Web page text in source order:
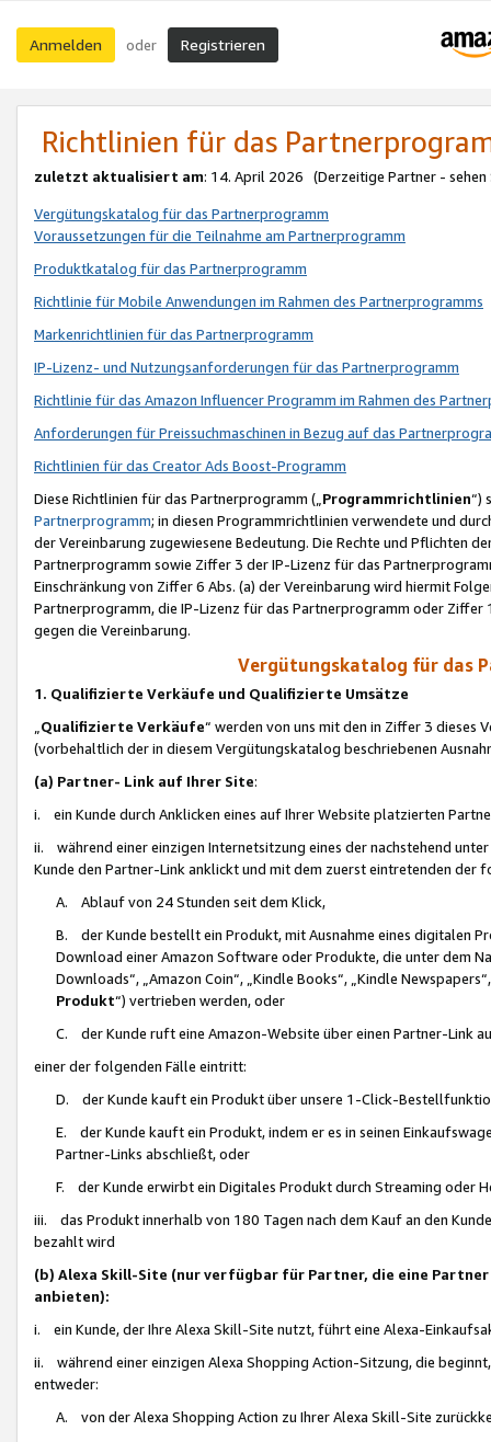
Anmelden oder Registrieren
Richtlinien für das
zuletzt aktualisiert am: 14. April 2026 (Derzeitige Partner - sehen
Vergütungskatalog für das Partnerprogramm
Voraussetzungen für die Teilnahme am Partnerprogramm
Produktkatalog für das Partnerprogramm
Richtlinie für Mobile Anwendungen im Rahmen des Partnerprogramms
Markenrichtlinien für das Partnerprogramm
IP-Lizenz- und Nutzungsanforderungen für das Partnerprogramm
Richtlinie für das Amazon Influencer Programm im Rahmen des
Anforderungen für Preissuchmaschinen in Bezug auf das
Richtlinien für das Creator Ads Boost-Programm
Diese Richtlinien für das Partnerprogramm („Programmrichtlinien“)
Partnerprogramm; in diesen Programmrichtlinien verwendete und
der Vereinbarung zugewiesene Bedeutung. Die Rechte und Pflichten
Partnerprogramm sowie Ziffer 3 der IP-Lizenz für das
Einschränkung von Ziffer 6 Abs. (a) der Vereinbarung wird hiermit
Partnerprogramm, die IP-Lizenz für das Partnerprogramm oder
gegen die Vereinbarung.
Vergütungskatalog für das
1. Qualifizierte Verkäufe und Qualifizierte Umsätze
Qualifizierte Verkäufe“ werden von uns mit den in Ziffer 3
(vorbehaltlich der in diesem Vergütungskatalog beschriebenen
(a) Partner- Link auf Ihrer Site:
i. ein Kunde durch Anklicken eines auf Ihrer Website platzierten
ii. während einer einzigen Internetsitzung eines der nachstehend
Kunde den Partner-Link anklickt und mit dem zuerst eintretenden der
A. Ablauf von 24 Stunden seit dem Klick,
B. der Kunde bestellt ein Produkt, mit Ausnahme eines digitalen
Download einer Amazon Software oder Produkte, die unter dem
Downloads“, „Amazon Coin“, „Kindle Books“, „Kindle
Produkt“) vertrieben werden, oder
C. der Kunde ruft eine Amazon-Website über einen Partner-Link
einer der folgenden Fälle eintritt:
D. der Kunde kauft ein Produkt über unsere 1-Click-
E. der Kunde kauft ein Produkt, indem er es in seinen
Partner-Links abschließt, oder
F. der Kunde erwirbt ein Digitales Produkt durch Streaming oder
iii. das Produkt innerhalb von 180 Tagen nach dem Kauf an den
bezahlt wird
(b) Alexa Skill-Site (nur verfügbar für Partner, die eine
anbieten):
i. ein Kunde, der Ihre Alexa Skill-Site nutzt, führt eine Alexa-
ii. während einer einzigen Alexa Shopping Action-Sitzung, die
entweder:
A. von der Alexa Shopping Action zu Ihrer Alexa Skill-Site